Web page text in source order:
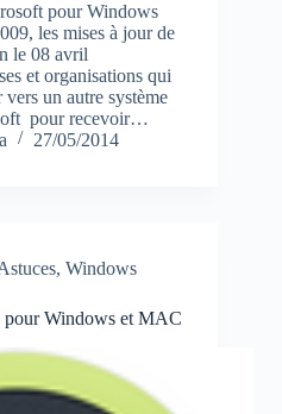
pour Windows
les mises à jour de
le 08 avril
et organisations qui
un autre système
pour recevoir…
27/05/2014
, Windows
Windows et MAC